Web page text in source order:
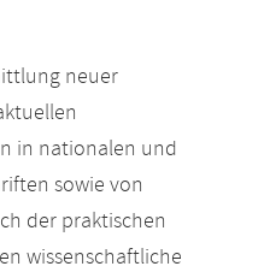
neuer
in nationalen und
sowie von
der praktischen
wissenschaftliche